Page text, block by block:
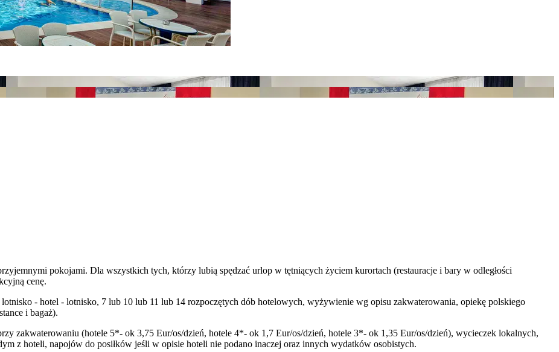
pokojami. Dla wszystkich tych, którzy lubią spędzać urlop w tętniących życiem kurortach (restauracje i bary w odległości
cenę.
lotnisko - hotel - lotnisko, 7 lub 10 lub 11 lub 14 rozpoczętych dób hotelowych, wyżywienie wg opisu zakwaterowania, opiekę polskiego
i bagaż).
zakwaterowaniu (hotele 5*- ok 3,75 Eur/os/dzień, hotele 4*- ok 1,7 Eur/os/dzień, hotele 3*- ok 1,35 Eur/os/dzień), wycieczek lokalnych,
z hoteli, napojów do posiłków jeśli w opisie hoteli nie podano inaczej oraz innych wydatków osobistych.